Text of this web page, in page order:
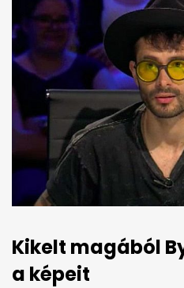
Kikelt magából
a képeit